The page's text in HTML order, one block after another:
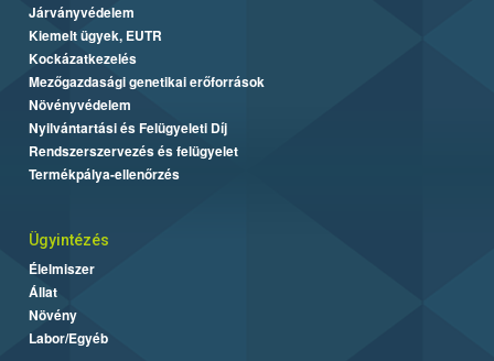
Járványvédelem
Kiemelt ügyek, EUTR
Kockázatkezelés
Mezőgazdasági genetikai erőforrások
Növényvédelem
Nyilvántartási és Felügyeleti Díj
Rendszerszervezés és felügyelet
Termékpálya-ellenőrzés
Ügyintézés
Élelmiszer
Állat
Növény
Labor/Egyéb